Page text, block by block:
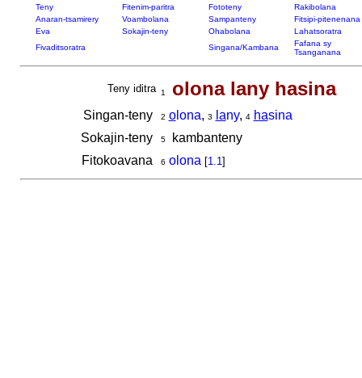
Teny Fitenim-paritra Fototeny
Rakibolana
Anaran-tsamirery
Voambolana Sampanteny
Fitsipi-pitenenana
Eva
Sokajin-teny Ohabolana
Lahatsoratra
Fivaditsoratra
Singana/Kambana
Fafana sy
Tsanganana
Teny iditra 1 olona lany hasina
Singan-teny 2 olona, 3 lany, 4 hasina
Sokajin-teny
5kambanteny
Fitokoavana
6 olona [1.1]